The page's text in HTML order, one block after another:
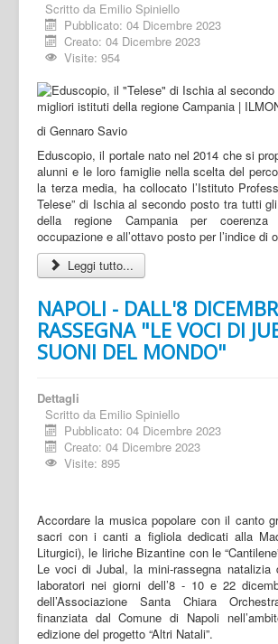
Scritto da Emilio Spiniello
Pubblicato: 04 Dicembre 2023
Creato: 04 Dicembre 2023
Visite: 954
di Gennaro Savio
Eduscopio, il portale nato nel 2014 che si
alunni e le loro famiglie nella scelta del
la terza media, ha collocato l’Istituto
Telese” di Ischia al secondo posto tra tutti
della regione Campania per
occupazione e all’ottavo posto per l’indice di
Leggi tutto...
NAPOLI - DALL'8
RASSEGNA "LE VOCI DI
SUONI DEL MONDO"
Dettagli
Scritto da Emilio Spiniello
Pubblicato: 04 Dicembre 2023
Creato: 04 Dicembre 2023
Visite: 895
Accordare la musica popolare con il canto
sacri con i canti a figliola dedicati alla
Liturgici), le liriche Bizantine con le
Le voci di Jubal, la mini-rassegna
laboratori nei giorni dell’8 - 10 e 22
dell’Associazione Santa Chiara
finanziata dal Comune di Napoli
edizione del progetto “Altri Natali”.